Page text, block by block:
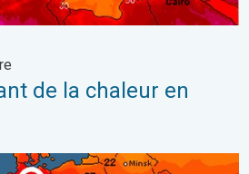
de la chaleur en
en France. Des centaines de